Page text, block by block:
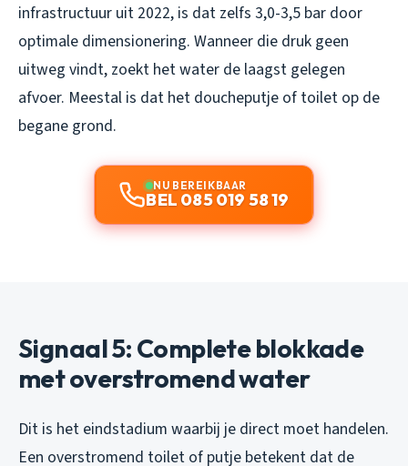
infrastructuur uit 2022, is dat zelfs 3,0-3,5 bar door
optimale dimensionering. Wanneer die druk geen
uitweg vindt, zoekt het water de laagst gelegen
afvoer. Meestal is dat het doucheputje of toilet op de
begane grond.
NU BEREIKBAAR
BEL 085 019 58 19
Signaal 5: Complete blokkade
met overstromend water
Dit is het eindstadium waarbij je direct moet handelen.
Een overstromend toilet of putje betekent dat de